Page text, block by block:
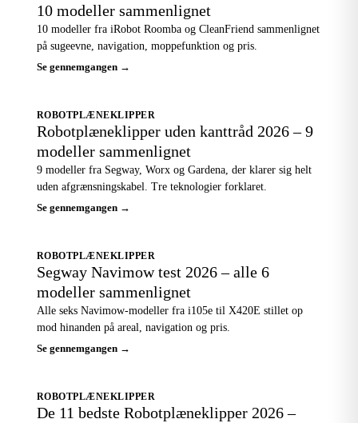
10 modeller sammenlignet
10 modeller fra iRobot Roomba og CleanFriend sammenlignet
på sugeevne, navigation, moppefunktion og pris.
Se gennemgangen →
ROBOTPLÆNEKLIPPER
Robotplæneklipper uden kanttråd 2026 – 9
modeller sammenlignet
9 modeller fra Segway, Worx og Gardena, der klarer sig helt
uden afgrænsningskabel. Tre teknologier forklaret.
Se gennemgangen →
ROBOTPLÆNEKLIPPER
Segway Navimow test 2026 – alle 6
modeller sammenlignet
Alle seks Navimow-modeller fra i105e til X420E stillet op
mod hinanden på areal, navigation og pris.
Se gennemgangen →
ROBOTPLÆNEKLIPPER
De 11 bedste Robotplæneklipper 2026 –